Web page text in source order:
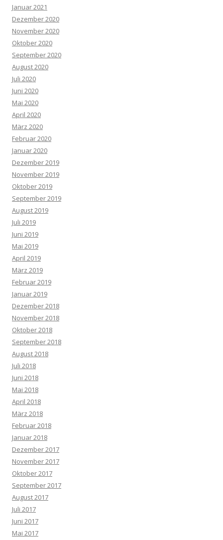
Januar 2021
Dezember 2020
November 2020
Oktober 2020
September 2020
August 2020
Juli 2020
Juni 2020
Mai 2020
April 2020
März 2020
Februar 2020
Januar 2020
Dezember 2019
November 2019
Oktober 2019
September 2019
August 2019
Juli 2019
Juni 2019
Mai 2019
April 2019
März 2019
Februar 2019
Januar 2019
Dezember 2018
November 2018
Oktober 2018
September 2018
August 2018
Juli 2018
Juni 2018
Mai 2018
April 2018
März 2018
Februar 2018
Januar 2018
Dezember 2017
November 2017
Oktober 2017
September 2017
August 2017
Juli 2017
Juni 2017
Mai 2017